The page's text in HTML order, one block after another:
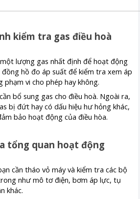
kiểm tra gas điều hoà
lượng gas nhất định để hoạt động
hồ đo áp suất để kiểm tra xem áp
vi cho phép hay không.
bổ sung gas cho điều hoà. Ngoài ra,
bị đứt hay có dấu hiệu hư hỏng khác,
bảo hoạt động của điều hòa.
tổng quan hoạt động
cần tháo vỏ máy và kiểm tra các bộ
như mô tơ điện, bơm áp lực, tụ
khác.